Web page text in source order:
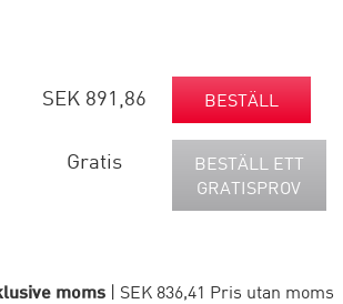
SEK 891,86 BESTÄLL
Gratis
BESTÄLL ETT
GRATISPROV
moms | SEK 836,41 Pris utan moms